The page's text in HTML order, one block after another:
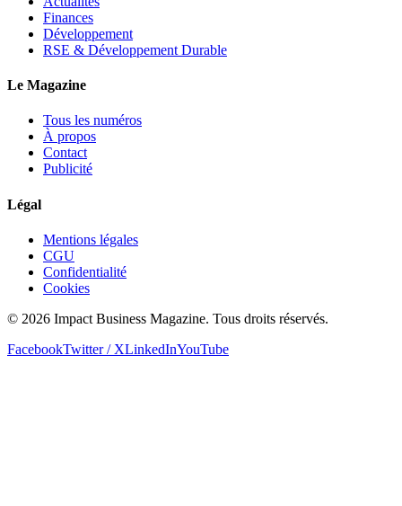
Finances
Développement
RSE & Développement Durable
Le Magazine
Tous les numéros
À propos
Contact
Publicité
Légal
Mentions légales
CGU
Confidentialité
Cookies
© 2026 Impact Business Magazine. Tous droits réservés.
FacebookTwitter / XLinkedInYouTube